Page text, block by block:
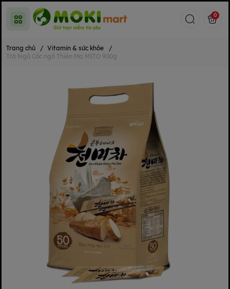
0
Trang chủ / Vitamin & sức khỏe
/
Trà Ngũ Cốc ngô Thiên Ma MITO 900g